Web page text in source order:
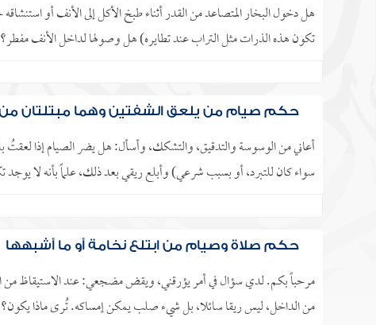
هل دخول البخار المتصاعد من القدر أثناء طبخ الأكل إلى الأنف أو
تكون هذه الذرات مثل التراب عند تطايره) هل وصولها لداخل الأنف
حكم صيام من يلعق الشفتين وهما مبتلتان من
أعاني من الوسوسة والتدقيق، والتشكك، وأسأل: هل يضر الصيام إذا لعقتُ
سواء كان للتبرد، أو بسبب شرعي) وأبلع ريقي بعد ذلك، علماً بأنه لا
حكم صلاة وصيام من ابتلع نخامة أو ما أشبهها
مرحباً بكم. لدي سؤال في أمر يؤرقني، ويقض مضجعي: عند الاستيقاظ من
من الداخل، ليس ريقا سائلا، بل شيء صلب يمكن إمساكه. تُرى ماذا